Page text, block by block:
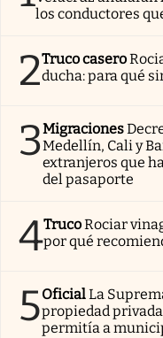
los conductores
2Truco casero
ducha: para qué
3Migraciones
Medellín, Cali y
extranjeros que
del pasaporte
4TrucoRociar
por qué
5OficialLa
propiedad
permitía a